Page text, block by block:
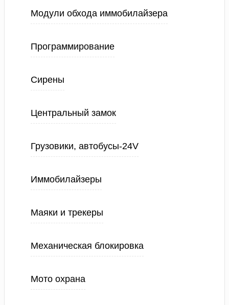
Модули обхода иммобилайзера
Программирование
Сирены
Центральный замок
Грузовики, автобусы-24V
Иммобилайзеры
Маяки и трекеры
Механическая блокировка
Мото охрана